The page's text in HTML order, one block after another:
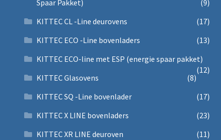
Spaar Pakket)
(9)
KITTEC CL -Line deurovens
(17)
KITTEC ECO -Line bovenladers
(13)
KITTEC ECO-line met ESP (energie spaar pakket)
(12)
KITTEC Glasovens
(8)
KITTEC SQ -Line bovenlader
(17)
KITTEC X LINE bovenladers
(23)
KITTEC XR LINE deuroven
(11)